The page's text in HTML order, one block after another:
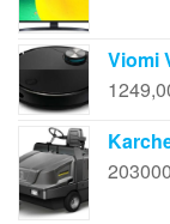
Viomi